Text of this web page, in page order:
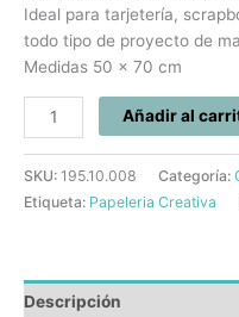
Ideal para tarjetería,
todo tipo de proyecto de
Medidas 50 x 70 cm
Añadir al
SKU: 195.10.008 Categoría:
Etiqueta: Papeleria Creativa
Descripción